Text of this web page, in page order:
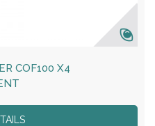
COF100 X4